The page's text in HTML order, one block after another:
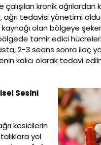
kronik
tedavisi yönetimi
olan bölgeye
tamir edici
2-3 seans sonra
kalıcı olarak tedavi
Sesini
kesicilerin
yol